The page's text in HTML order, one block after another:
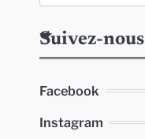
Suivez-nous
Facebook
Instagram